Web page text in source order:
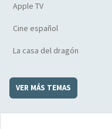
Apple TV
Cine español
La casa del dragón
VER MÁS TEMAS